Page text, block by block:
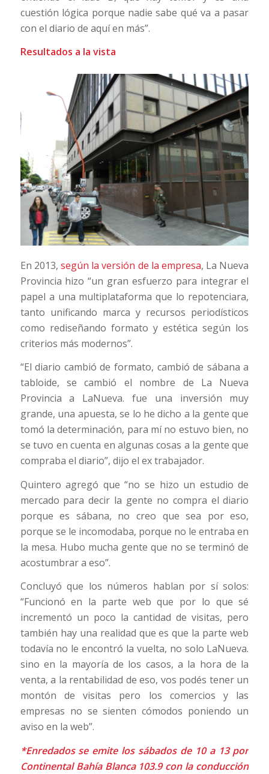
cuestión lógica porque nadie sabe qué va a pasar
con el diario de aquí en más”.
Resultados a la vista
En 2013, según la versión de la empresa, La Nueva
Provincia hizo “un gran esfuerzo para integrar el
papel a una multiplataforma que lo repotenciara,
tanto unificando marca y recursos periodísticos
como rediseñando formato y estética según los
criterios más modernos”.
“El diario cambió de formato, cambió de sábana a
tabloide, se cambió el nombre de La Nueva
Provincia a LaNueva. fue una inversión muy
grande, una apuesta, se lo he dicho a la gente que
tomó la determinación, para mí no estuvo bien, no
se tuvo en cuenta en algunas cosas a la gente que
compraba el diario”, dijo el ex trabajador.
Quintero agregó que “no se hizo un estudio de
mercado para decir la gente no compra el diario
porque es sábana, no creo que sea por eso,
porque se le incomodaba, porque no le entraba en
la mesa. Hubo mucha gente que no se terminó de
acostumbrar a eso”.
Concluyó que los números hablan por sí solos:
“Funcionó en la parte web que por lo que sé
incrementó un poco la cantidad de visitas, pero
también hay una realidad que es que la parte web
todavía no le encontró la vuelta, no solo LaNueva.
sino en la mayoría de los casos, a la hora de la
venta, a la rentabilidad de eso, vos podés tener un
montón de visitas pero los comercios y las
empresas no se sienten cómodos poniendo un
aviso en la web”.
*Enredados se emite los sábados de 10 a 13 por
Continental Bahía Blanca 103.9 con la conducción